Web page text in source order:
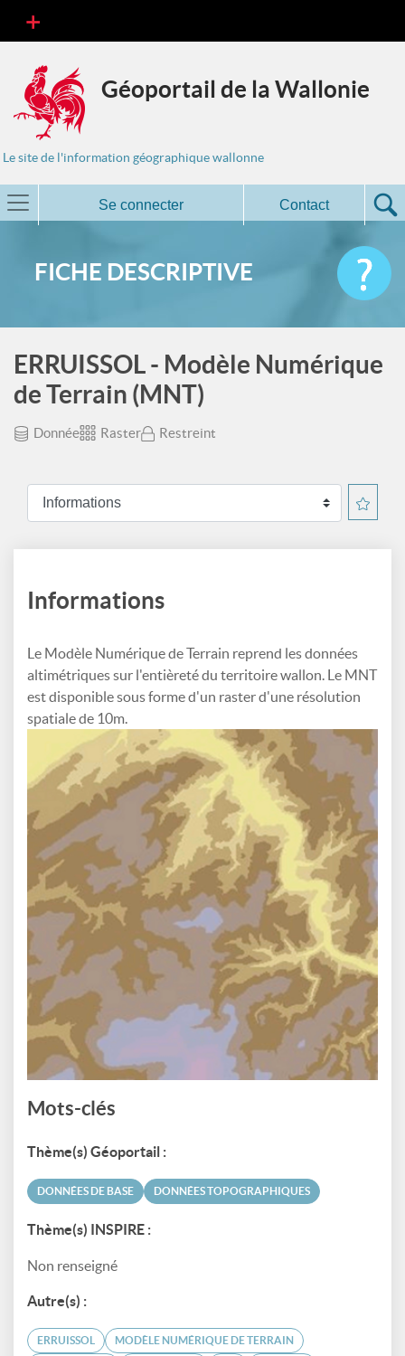
Géoportail de la Wallonie
Le site de l'information géographique wallonne
Se connecter Contact
FICHE DESCRIPTIVE
ERRUISSOL - Modèle Numérique
de Terrain (MNT)
Donnée Raster Restreint
Informations
Le Modèle Numérique de Terrain reprend les données
altimétriques sur l'entièreté du territoire wallon. Le MNT
est disponible sous forme d'un raster d'une résolution
spatiale de 10m.
Mots-clés
Thème(s) Géoportail :
DONNÉES DE BASE DONNÉES TOPOGRAPHIQUES
Thème(s) INSPIRE :
Non renseigné
Autre(s) :
ERRUISSOL MODÈLE NUMÉRIQUE DE TERRAIN